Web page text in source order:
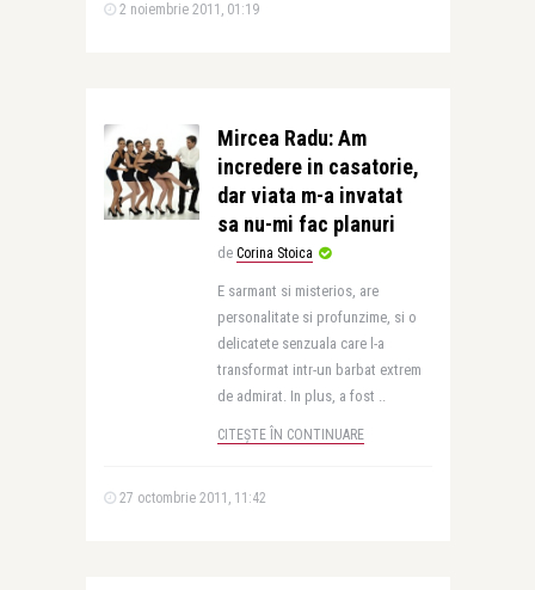
2 noiembrie 2011, 01:19
Mircea Radu: Am
incredere in casatorie,
dar viata m-a invatat
sa nu-mi fac planuri
de Corina Stoica
E sarmant si misterios, are
personalitate si profunzime, si o
delicatete senzuala care l-a
transformat intr-un barbat extrem
de admirat. In plus, a fost ..
CITEȘTE ÎN CONTINUARE
27 octombrie 2011, 11:42